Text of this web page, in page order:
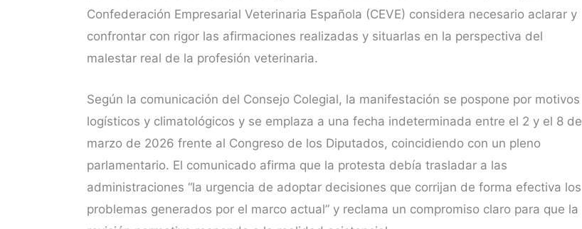
Confederación Empresarial Veterinaria Española (CEVE) considera necesario aclarar y
confrontar con rigor las afirmaciones realizadas y situarlas en la perspectiva del
malestar real de la profesión veterinaria.
Según la comunicación del Consejo Colegial, la manifestación se pospone por motivos
logísticos y climatológicos y se emplaza a una fecha indeterminada entre el 2 y el 8 de
marzo de 2026 frente al Congreso de los Diputados, coincidiendo con un pleno
parlamentario. El comunicado afirma que la protesta debía trasladar a las
administraciones “la urgencia de adoptar decisiones que corrijan de forma efectiva los
problemas generados por el marco actual” y reclama un compromiso claro para que la